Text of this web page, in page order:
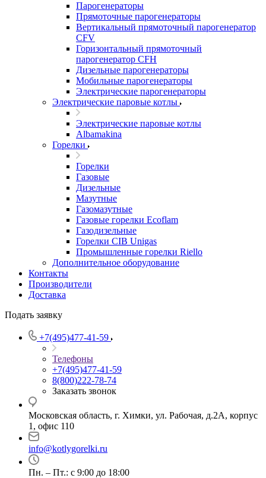
Парогенераторы
Прямоточные парогенераторы
Вертикальный прямоточный парогенератор
CFV
Горизонтальный прямоточный
парогенератор CFH
Дизельные парогенераторы
Мобильные парогенераторы
Электрические парогенераторы
Электрические паровые котлы
Электрические паровые котлы
Albamakina
Горелки
Горелки
Газовые
Дизельные
Мазутные
Газомазутные
Газовые горелки Ecoflam
Газодизельные
Горелки CIB Unigas
Промышленные горелки Riello
Дополнительное оборудование
Контакты
Производители
Доставка
Подать заявку
+7(495)477-41-59
Телефоны
+7(495)477-41-59
8(800)222-78-74
Заказать звонок
Московская область, г. Химки, ул. Рабочая, д.2А, корпус
1, офис 110
info@kotlygorelki.ru
Пн. – Пт.: с 9:00 до 18:00